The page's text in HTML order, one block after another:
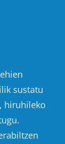
sustatu
hiruhileko